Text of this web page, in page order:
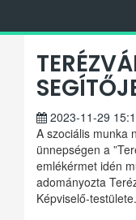
2023-11-29
A szociális munka
ünnepségen a
emlékérmet idén
adományozta
Képviselő-testülete.